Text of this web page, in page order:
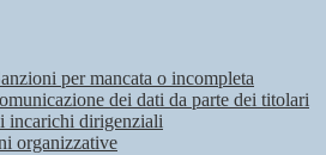
per mancata o incompleta
dei dati da parte dei titolari
incarichi dirigenziali
organizzative